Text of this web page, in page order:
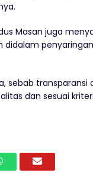
Masan juga
sebab
dan sesuai